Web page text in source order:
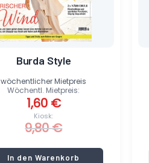
Burda Style
Kiosk:
9,80€
Wöchentl. Mietpreis:
1,60 €
wöchentlicher Mietpreis
In den Warenkorb